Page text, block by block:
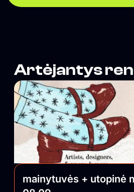
Artėjantys
mainytuvės + utopinė